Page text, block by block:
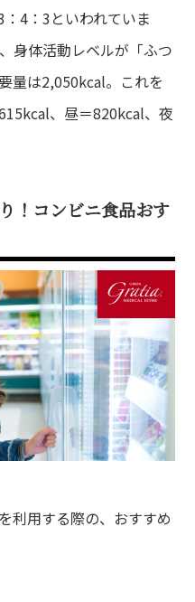
4：3といわれていま
身体活動レベルが「ふつ
量は2,050kcal。これを
、昼＝820kcal、夜
！コンビニ食品おす
利用する際の、おすすめ